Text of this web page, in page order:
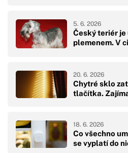
Český teriér je
plemenem. V
5. 6. 2026
Chytré sklo
tlačítka.
20. 6. 2026
Co všechno
se vyplatí do
18. 6. 2026